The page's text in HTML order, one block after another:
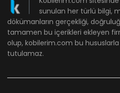
sunulan her türlü bilgi,
dökümanların gerçekliği,
tamamen bu içerikleri ekleyen
olup, kobilerim.com bu
tutulamaz.